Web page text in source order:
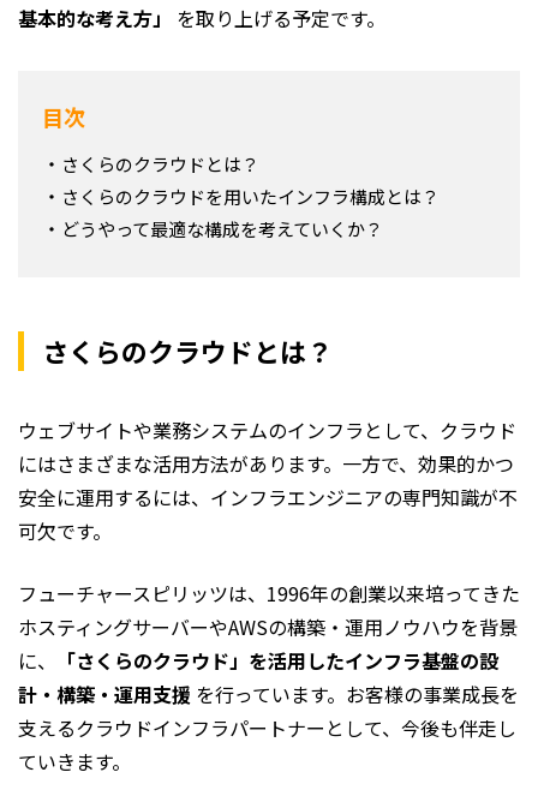
基本的な考え方」
を取り上げる予定です。
目次
さくらのクラウドとは？
さくらのクラウドを用いたインフラ構成とは？
どうやって最適な構成を考えていくか？
さくらのクラウドとは？
ウェブサイトや業務システムのインフラとして、クラウド
にはさまざまな活用方法があります。一方で、効果的かつ
安全に運用するには、インフラエンジニアの専門知識が不
可欠です。
フューチャースピリッツは、1996年の創業以来培ってきた
ホスティングサーバーやAWSの構築・運用ノウハウを背景
に、
「さくらのクラウド」を活用したインフラ基盤の設
計・構築・運用支援 を行っています。お客様の事業成長を
支えるクラウドインフラパートナーとして、今後も伴走し
ていきます。